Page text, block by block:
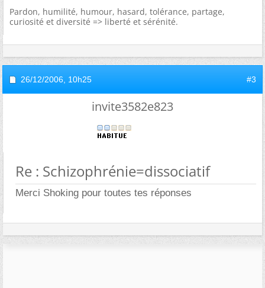
Pardon, humilité, humour, hasard, tolérance, partage,
curiosité et diversité => liberté et sérénité.
26/12/2006, 10h25 #3
invite3582e823
Re : Schizophrénie=dissociatif
Merci Shoking pour toutes tes réponses